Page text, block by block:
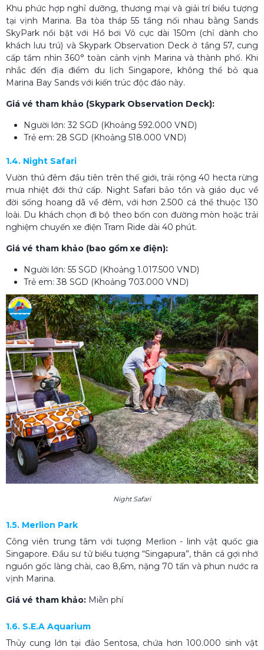
Khu phức hợp nghỉ dưỡng, thương mại và giải trí biểu tượng
tại vịnh Marina. Ba tòa tháp 55 tầng nối nhau bằng Sands
SkyPark nổi bật với Hồ bơi Vô cực dài 150m (chỉ dành cho
khách lưu trú) và Skypark Observation Deck ở tầng 57, cung
cấp tầm nhìn 360° toàn cảnh vịnh Marina và thành phố. Khi
nhắc đến địa điểm du lịch Singapore, không thể bỏ qua
Marina Bay Sands với kiến trúc độc đáo này.
Giá vé tham khảo (Skypark Observation Deck):
Người lớn: 32 SGD (Khoảng 592.000 VND)
Trẻ em: 28 SGD (Khoảng 518.000 VND)
1.4. Night Safari
Vườn thú đêm đầu tiên trên thế giới, trải rộng 40 hecta rừng
mưa nhiệt đới thứ cấp. Night Safari bảo tồn và giáo dục về
đời sống hoang dã về đêm, với hơn 2.500 cá thể thuộc 130
loài. Du khách chọn đi bộ theo bốn con đường mòn hoặc trải
nghiệm chuyến xe điện Tram Ride dài 40 phút.
Giá vé tham khảo (bao gồm xe điện):
Người lớn: 55 SGD (Khoảng 1.017.500 VND)
Trẻ em: 38 SGD (Khoảng 703.000 VND)
Night Safari
1.5. Merlion Park
Công viên trung tâm với tượng Merlion - linh vật quốc gia
Singapore. Đầu sư tử biểu tượng “Singapura”, thân cá gợi nhớ
nguồn gốc làng chài, cao 8,6m, nặng 70 tấn và phun nước ra
vịnh Marina.
Giá vé tham khảo: Miễn phí
1.6. S.E.A Aquarium
Thủy cung lớn tại đảo Sentosa, chứa hơn 100.000 sinh vật